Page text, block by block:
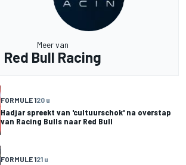
Meer van
Red Bull Racing
FORMULE 120 u
Hadjar spreekt van 'cultuurschok' na overstap
van Racing Bulls naar Red Bull
FORMULE 121 u